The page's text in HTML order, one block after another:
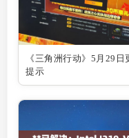
《三角洲行动》5月29日
提示